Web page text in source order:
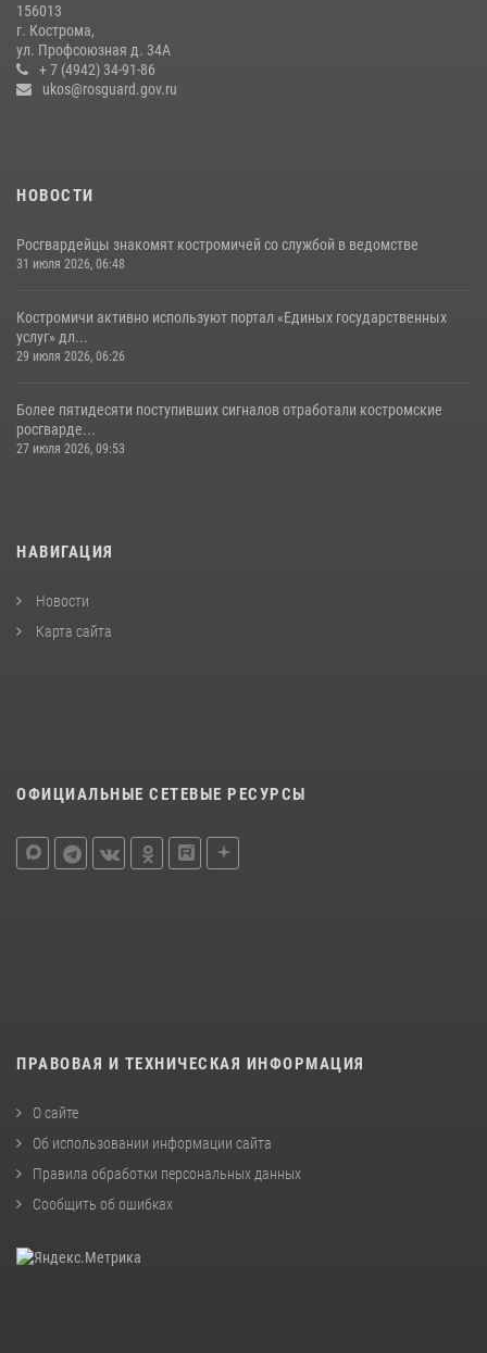
Приглашаем молодежь Костромской области получить образование
в ВУЗах Росгвардии
09 июля 2026, 05:58
156013
г. Кострома,
ул. Профсоюзная д. 34А
+ 7 (4942) 34-91-86
ukos@rosguard.gov.ru
НОВОСТИ
Росгвардейцы знакомят костромичей со службой в ведомстве
31 июля 2026, 06:48
Костромичи активно используют портал «Единых государственных
услуг» дл...
29 июля 2026, 06:26
Более пятидесяти поступивших сигналов отработали костромские
росгварде...
27 июля 2026, 09:53
НАВИГАЦИЯ
Новости
Карта сайта
ОФИЦИАЛЬНЫЕ СЕТЕВЫЕ РЕСУРСЫ
ПРАВОВАЯ И ТЕХНИЧЕСКАЯ ИНФОРМАЦИЯ
О сайте
Об использовании информации сайта
Правила обработки персональных данных
Сообщить об ошибках